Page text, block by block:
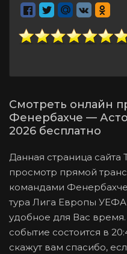
Данная страница сайта
просмотр прямой
командами
тура Лига Европы
удобное для Вас
событие состоится в
скажут вам спасибо,
Смотреть онлайн
Фенербахче —
2026 бесплатно